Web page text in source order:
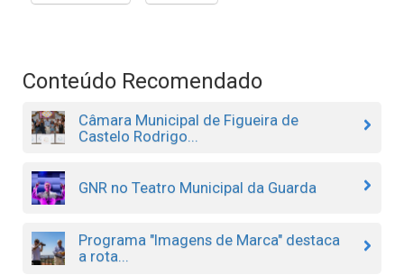
Conteúdo Recomendado
Câmara Municipal de Figueira de
Castelo Rodrigo...
GNR no Teatro Municipal da Guarda
Programa "Imagens de Marca" destaca
a rota...